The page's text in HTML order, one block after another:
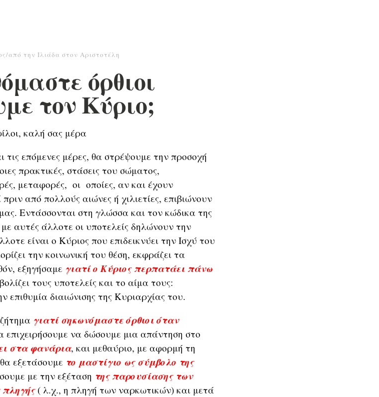
από την Ιλιάδα στον Αριστοτέλη
όρθιοι
τον Κύριο;
καλή σας μέρα
τις επόμενες μέρες, θα στρέψουμε την προσοχή
πρακτικές, στάσεις του σώματος,
μεταφορές, οι οποίες, αν και έχουν
πριν από πολλούς αιώνες ή χιλιετίες, επιβιώνουν
Εντάσσονται στη γλώσσα και τον κώδικα της
αυτές άλλοτε οι υποτελείς δηλώνουν την
είναι ο Κύριος που επιδεικνύει την Ισχύ του
την κοινωνική του θέση, εκφράζει τα
εξηγήσαμε γιατί ο Κύριος περπατάει πάνω
τους υποτελείς και το αίμα τους:
επιθυμία διαιώνισης της Κυριαρχίας του.
γιατί σηκωνόμαστε όρθιοι όταν
επιχειρήσουμε να δώσουμε μια απάντηση στο
στα φανάρια, και μεθαύριο, με αφορμή τη
εξετάσουμε το μαστίγιο ως σύμβολο της
με την εξέταση της παρουσίασης των
( λ.χ., η πληγή των ναρκωτικών) και μετά